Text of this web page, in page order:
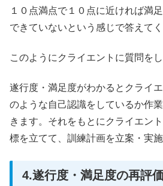
１０点満点で１０点に近ければ満
できていないという感じで答えてく
このようにクライエントに質問をし
遂行度・満足度がわかるとクライ
のような自己認識をしているか作
きます。それをもとにクライエン
標を立てて、訓練計画を立案・実施
4.遂行度・満足度の再評